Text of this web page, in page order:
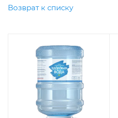
Возврат к списку